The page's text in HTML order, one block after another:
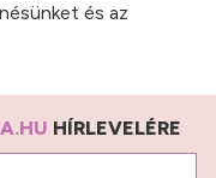
és az
HÍRLEVELÉRE